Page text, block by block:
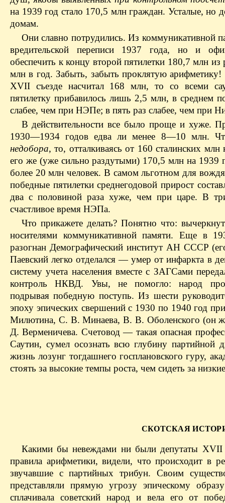
на 1939 год стало 170,5 млн граждан. Усталые, но
домам.
Они славно потрудились. Из коммуникативной
вредительской переписи 1937 года, но и
обеспечить к концу второй пятилетки 180,7 млн из
млн в год. Забыть, забыть проклятую
XVII съезде насчитал 168 млн, то со всеми
пятилетку прибавилось лишь 2,5 млн, в среднем
слабее, чем при НЭПе; в пять раз слабее, чем при
В действительности все было проще и хуже.
1930—1934 годов едва ли менее 8—10 млн.
недобора, то, отталкиваясь от 160 сталинских
его же (уже сильно раздутыми) 170,5 млн на 1939
более 20 млн человек. В самом льготном для
победные пятилетки среднегодовой прирост
два с половиной раза хуже, чем при царе. В
счастливое время НЭПа.
Что прикажете делать? Понятно что:
носителями коммуникативной памяти. Еще в
разогнан Демографический институт АН СССР
Паевский легко отделался — умер от инфаркта в
систему учета населения вместе с ЗАГСами
контроль НКВД. Увы, не помогло: народ
подрывая победную поступь. Из шести
эпоху эпических свершений с 1930 по 1940 год
Милютина, С. В. Минаева, В. В. Оболенского (он
Д. Верменичева. Счетовод — такая опасная
Саутин, сумел осознать всю глубину партийной
жизнь лозунг тогдашнего госплановского гуру,
стоять за высокие темпы роста, чем сидеть за
СКОТСКАЯ
Какими бы невеждами ни были депутаты XVII
правила арифметики, видели, что происходит в
звучавшие с партийных трибун. Своим
представляли прямую угрозу эпическому
сплачивала советский народ и вела его от